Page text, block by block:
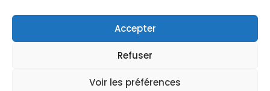
Accepter
Refuser
Voir les préférences
formation · n° de déclaration d’activité 84 38 06816 38
enregistré auprès du préfet de la région Auvergne-
Politique de protection des
mis à jour en juillet 2026